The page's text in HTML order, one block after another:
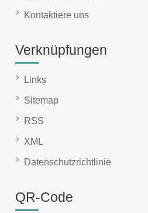
Kontaktiere uns
Verknüpfungen
Links
Sitemap
RSS
XML
Datenschutzrichtlinie
QR-Code